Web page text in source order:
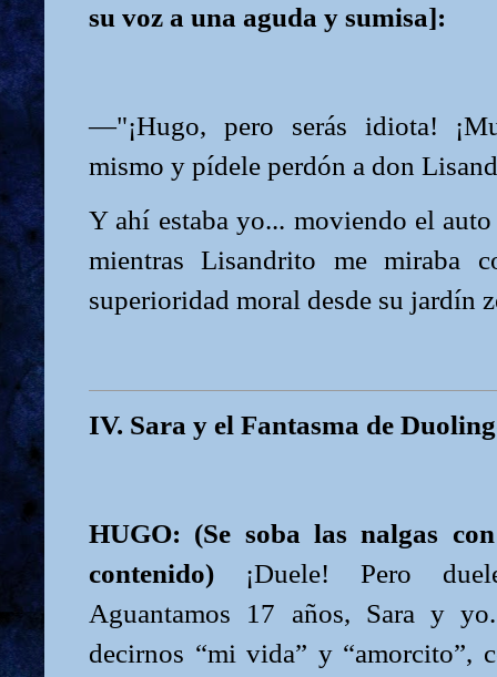
su voz a una aguda y sumisa]:
—"¡Hugo, pero serás idiota!
mismo y pídele perdón a don
Y ahí estaba yo... moviendo el auto
mientras Lisandrito me miraba
superioridad moral desde su jardín
IV. Sara y el Fantasma de
HUGO: (Se soba las nalgas
contenido) ¡Duele! Pero
Aguantamos 17 años, Sara y
decirnos “mi vida” y “amorcito”,